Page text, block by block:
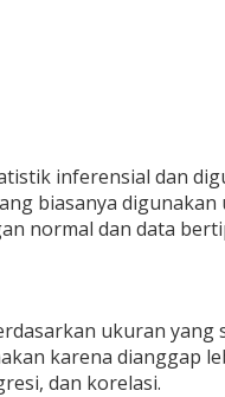
inferensial dan
biasanya
normal dan data
ukuran yang
karena dianggap
dan korelasi.